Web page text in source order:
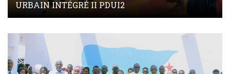
URBAIN INTÉGRÉ II PDUI2